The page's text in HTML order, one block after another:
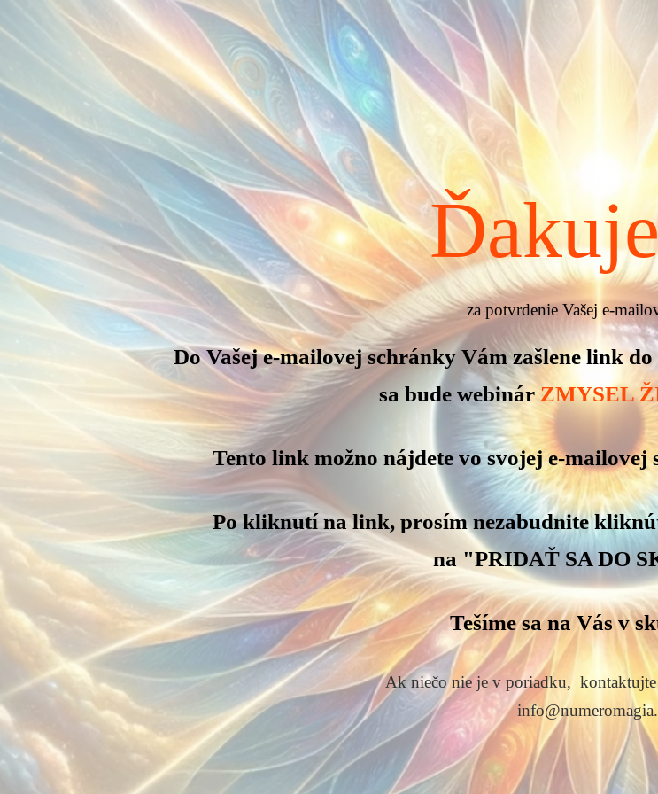
za potvrdenie Vašej e-
Do Vašej e-mailovej schránky Vám zašlene link
sa bude webinár ZMYSEL
Tento link možno nájdete vo svojej e-
Po kliknutí na link, prosím nezabudnite
na "PRIDAŤ SA DO
Tešíme sa na Vás v
Ak niečo nie je v poriadku,